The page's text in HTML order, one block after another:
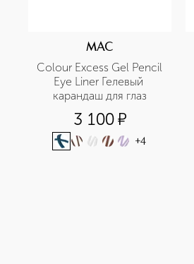
MAC
Colour Excess Gel Pencil
Eye Liner Гелевый
карандаш для глаз
3 100¤
+4